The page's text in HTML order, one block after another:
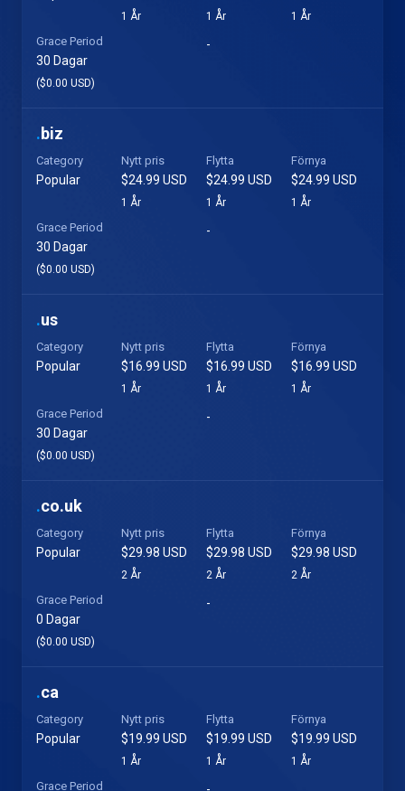
1 År 1 År 1 År
Grace Period
30 Dagar
($0.00 USD)
-
.biz
Category
Popular
Nytt pris
$24.99 USD
1 År
Flytta
$24.99 USD
1 År
Förnya
$24.99 USD
1 År
Grace Period
30 Dagar
($0.00 USD)
-
.us
Category
Popular
Nytt pris
$16.99 USD
1 År
Flytta
$16.99 USD
1 År
Förnya
$16.99 USD
1 År
Grace Period
30 Dagar
($0.00 USD)
-
.co.uk
Category
Popular
Nytt pris
$29.98 USD
2 År
Flytta
$29.98 USD
2 År
Förnya
$29.98 USD
2 År
Grace Period
0 Dagar
($0.00 USD)
-
.ca
Category
Popular
Nytt pris
$19.99 USD
1 År
Flytta
$19.99 USD
1 År
Förnya
$19.99 USD
1 År
Grace Period